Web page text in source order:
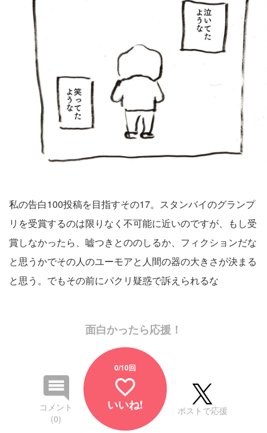
私の告白100投稿を目指すその17。スタンバイのグランプ
リを受賞するのは限りなく不可能に近いのですが、もし受
賞しなかったら、嘘つきとののしるか、フィクションだな
と思うかでその人のユーモアと人間の器の大きさが決まる
と思う。でもその前にパクリ疑惑で訴えられるな
面白かったら応援！
コメント
(0)
0/10回
favorite_border
いいね! ポストで応援